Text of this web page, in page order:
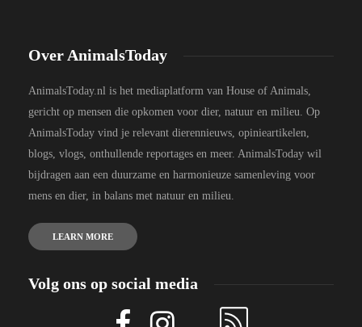
Over AnimalsToday
AnimalsToday.nl is het mediaplatform van House of Animals,
gericht op mensen die opkomen voor dier, natuur en milieu. Op
AnimalsToday vind je relevant dierennieuws, opinieartikelen,
blogs, vlogs, onthullende reportages en meer. AnimalsToday wil
bijdragen aan een duurzame en harmonieuze samenleving voor
mens en dier, in balans met natuur en milieu.
LEARN MORE
Volg ons op social media